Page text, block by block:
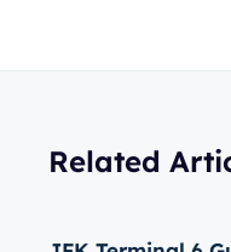
Related